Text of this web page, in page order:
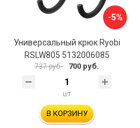
-5%
Универсальный крюк Ryobi
RSLW805 5132006085
737 руб. 700 руб.
шт
В КОРЗИНУ